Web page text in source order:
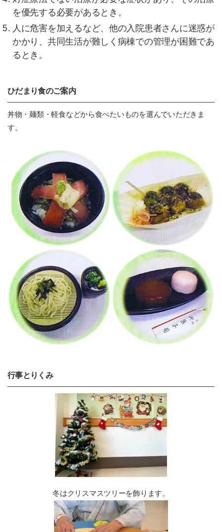
を優先する必要があるとき。
人に危害を加えるなど、他の入院患者さんに迷惑が
かかり、共同生活が難しく病棟での管理が困難であ
るとき。
ひだまり食のご案内
丼物・麺類・軽食などから食べたいものを選んでいただきま
す。
行事とりくみ
冬はクリスマスツリーを飾ります。